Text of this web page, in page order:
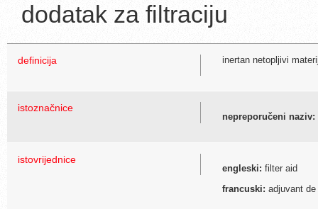
dodatak za filtraciju
definicija inertan netopljivi
istoznačnice
nepreporučeni naziv:
istovrijednice
engleski: filter aid
francuski: adjuvant